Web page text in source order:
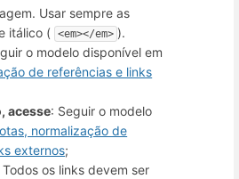
Usar sempre as
itálico ( <em></em> ).
o modelo disponível em
de referências e links
acesse: Seguir o modelo
normalização de
externos;
Todos os links devem ser